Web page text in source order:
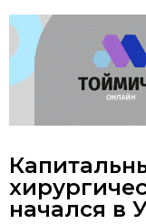
начался в